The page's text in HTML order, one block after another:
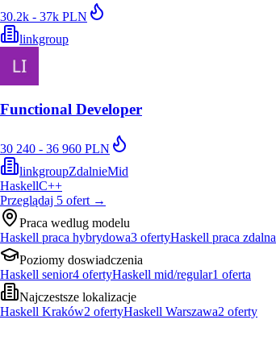
30.2k - 37k PLN
linkgroup
Functional Developer
30 240 - 36 960 PLN
linkgroupZdalnieMid
HaskellC++
Przeglądaj 5 ofert →
Praca wedlug modelu
Haskell praca hybrydowa3 ofertyHaskell praca zdalna
Poziomy doswiadczenia
Haskell senior4 ofertyHaskell mid/regular1 oferta
Najczestsze lokalizacje
Haskell Kraków2 ofertyHaskell Warszawa2 oferty